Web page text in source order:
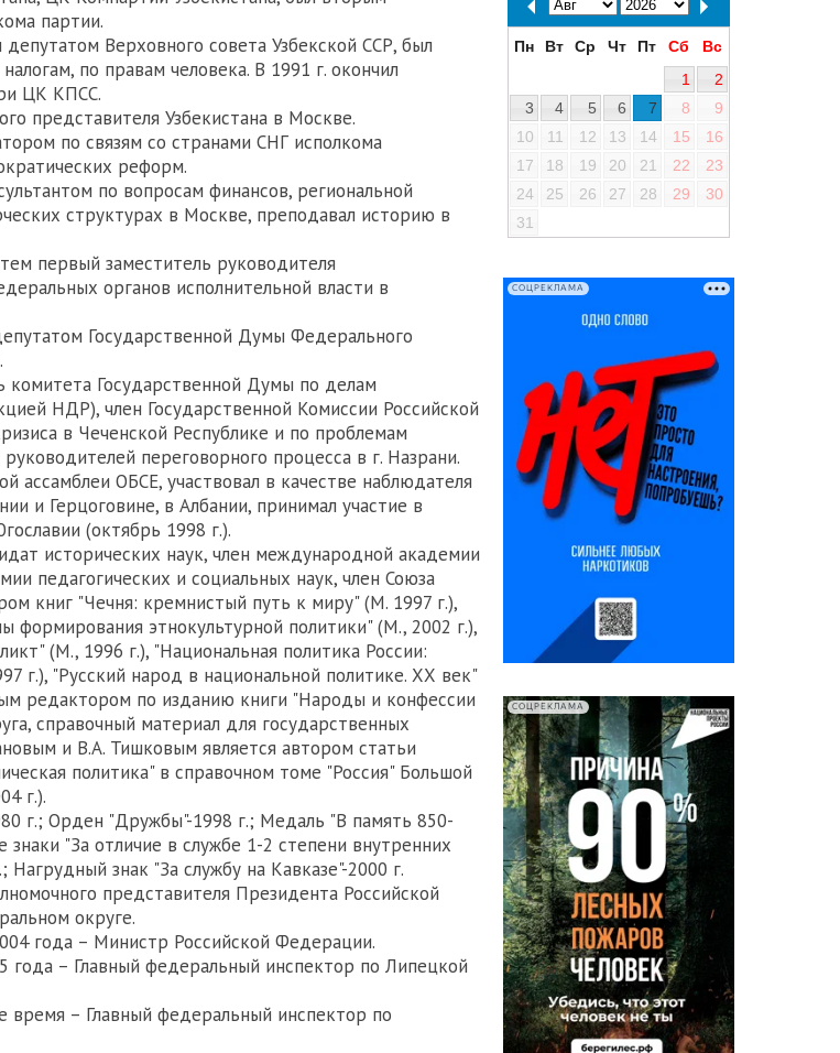
партии.
Верховного совета Узбекской ССР, был
по правам человека. В 1991 г. окончил
ЦК КПСС.
представителя Узбекистана в Москве.
по связям со странами СНГ исполкома
реформ.
по вопросам финансов, региональной
структурах в Москве, преподавал историю в
первый заместитель руководителя
органов исполнительной власти в
Государственной Думы Федерального
комитета Государственной Думы по делам
НДР), член Государственной Комиссии Российской
в Чеченской Республике и по проблемам
переговорного процесса в г. Назрани.
ассамблеи ОБСЕ, участвовал в качестве наблюдателя
и Герцоговине, в Албании, принимал участие в
(октябрь 1998 г.).
исторических наук, член международной академии
педагогических и социальных наук, член Союза
книг "Чечня: кремнистый путь к миру" (М. 1997 г.),
формирования этнокультурной политики" (М., 2002 г.),
(М., 1996 г.), "Национальная политика России:
г.), "Русский народ в национальной политике. ХХ век"
редактором по изданию книги "Народы и конфессии
справочный материал для государственных
и В.А. Тишковым является автором статьи
политика" в справочном томе "Россия" Большой
г.).
г.; Орден "Дружбы"-1998 г.; Медаль "В память 850-
"За отличие в службе 1-2 степени внутренних
знак "За службу на Кавказе"-2000 г.
представителя Президента Российской
округе.
года – Министр Российской Федерации.
года – Главный федеральный инспектор по Липецкой
время – Главный федеральный инспектор по
Пн Вт Ср Чт Пт Сб
Вс
1
2
3
4 5 6 7 8
9
10
11 12 13 14 15
16
17
18 19 20 21 22
23
24
25 26 27 28 29
30
31
СОЦРЕКЛАМА
СОЦРЕКЛАМА